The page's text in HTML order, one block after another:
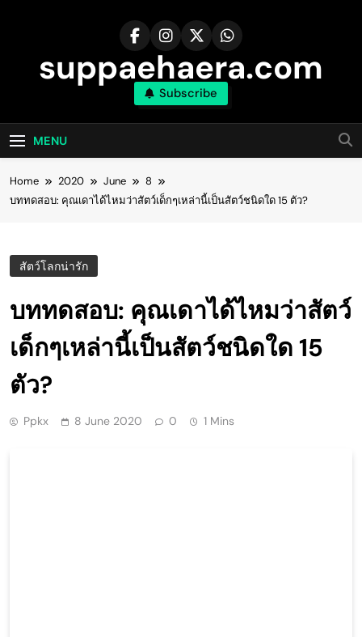
suppaehaera.com
Subscribe
MENU
Home 2020 June
8
บททดสอบ: คุณเดาได้ไหมว่าสัตว์เด็กๆเหล่านี้เป็นสัตว์ชนิดใด 15 ตัว?
สัตว์โลกน่ารัก
บททดสอบ: คุณเดาได้ไหมว่าสัตว์
เด็กๆเหล่านี้เป็นสัตว์ชนิดใด 15
ตัว?
Ppkx 8 June 2020 0 1 Mins